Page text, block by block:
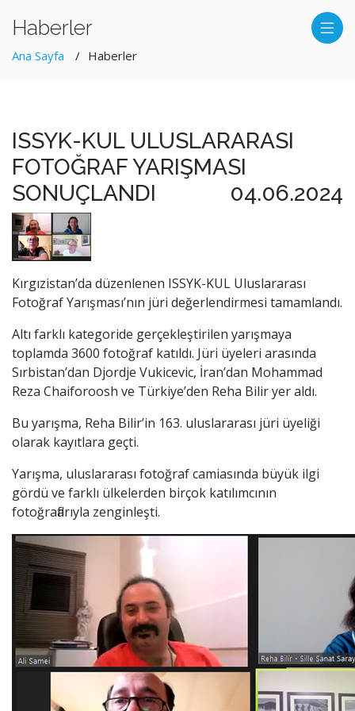
Haberler
Ana Sayfa Haberler
ISSYK-KUL ULUSLARARASI
FOTOĞRAF YARIŞMASI
SONUÇLANDI
04.06.2024
Kırgızistan’da düzenlenen ISSYK-KUL Uluslararası
Fotoğraf Yarışması’nın jüri değerlendirmesi tamamlandı.
Altı farklı kategoride gerçekleştirilen yarışmaya
toplamda 3600 fotoğraf katıldı. Jüri üyeleri arasında
Sırbistan’dan Djordje Vukicevic, İran’dan Mohammad
Reza Chaiforoosh ve Türkiye’den Reha Bilir yer aldı.
Bu yarışma, Reha Bilir’in 163. uluslararası jüri üyeliği
olarak kayıtlara geçti.
Yarışma, uluslararası fotoğraf camiasında büyük ilgi
gördü ve farklı ülkelerden birçok katılımcının
fotoğraflarıyla zenginleşti.